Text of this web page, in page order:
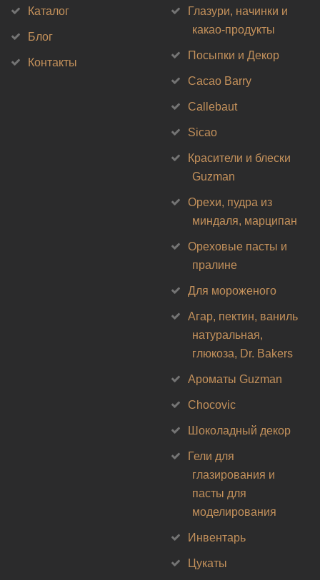
Каталог
Блог
Контакты
Глазури, начинки и
какао-продукты
Посыпки и Декор
Cacao Barry
Callebaut
Sicao
Красители и блески
Guzman
Орехи, пудра из
миндаля, марципан
Ореховые пасты и
пралине
Для мороженого
Агар, пектин, ваниль
натуральная,
глюкоза, Dr. Bakers
Ароматы Guzman
Chocovic
Шоколадный декор
Гели для
глазирования и
пасты для
моделирования
Инвентарь
Цукаты